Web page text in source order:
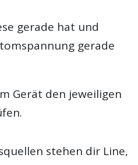
gerade hat und
gerade
Gerät den jeweiligen
stehen dir Line,